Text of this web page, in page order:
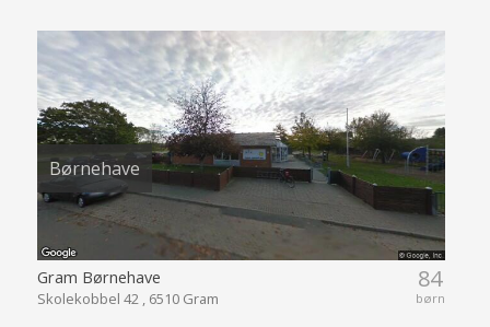
Børnehave
84
børn
Gram Børnehave
Skolekobbel 42 , 6510 Gram